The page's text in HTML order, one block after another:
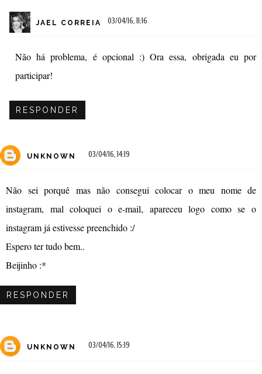
JAEL CORREIA 03/04/16, 11:16
Não há problema, é opcional :) Ora essa, obrigada eu por
participar!
RESPONDER
UNKNOWN 03/04/16, 14:19
Não sei porquê mas não consegui colocar o meu nome de
instagram, mal coloquei o e-mail, apareceu logo como se o
instagram já estivesse preenchido :/
Espero ter tudo bem..
Beijinho :*
RESPONDER
UNKNOWN 03/04/16, 15:19